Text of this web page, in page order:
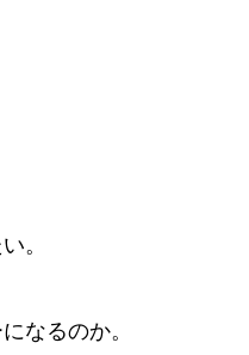
。
なるのか。